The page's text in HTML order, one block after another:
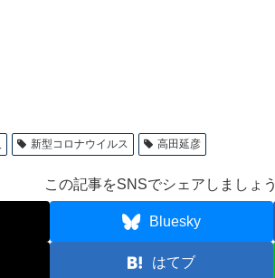
新型コロナウイルス 高田延彦
この記事をSNSでシェアしましょう
Bluesky
はてブ